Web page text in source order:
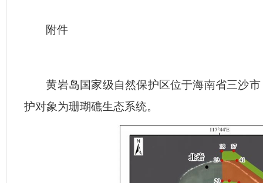
附件
黄岩岛国家级自然保护区位于海南省三沙
护对象为珊瑚礁生态系统。